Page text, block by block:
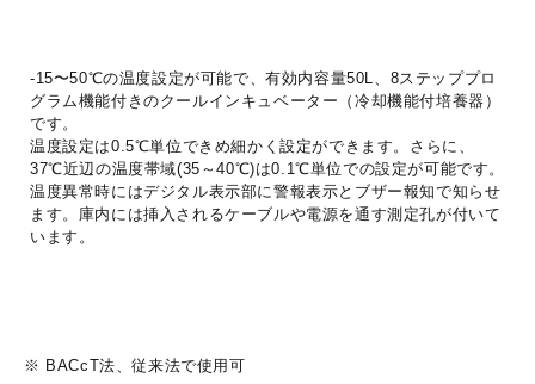
-15〜50℃の温度設定が可能で、有効内容量50L、8ステッププロ
グラム機能付きのクールインキュベーター（冷却機能付培養器）
です。
温度設定は0.5℃単位できめ細かく設定ができます。さらに、
37℃近辺の温度帯域(35～40℃)は0.1℃単位での設定が可能です。
温度異常時にはデジタル表示部に警報表示とブザー報知で知らせ
ます。庫内には挿入されるケーブルや電源を通す測定孔が付いて
います。
※ BACcT法、従来法で使用可